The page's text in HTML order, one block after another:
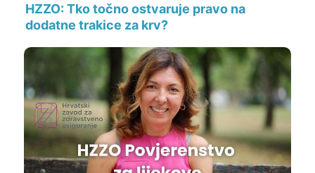
HZZO: Tko točno ostvaruje pravo na
dodatne trakice za krv?